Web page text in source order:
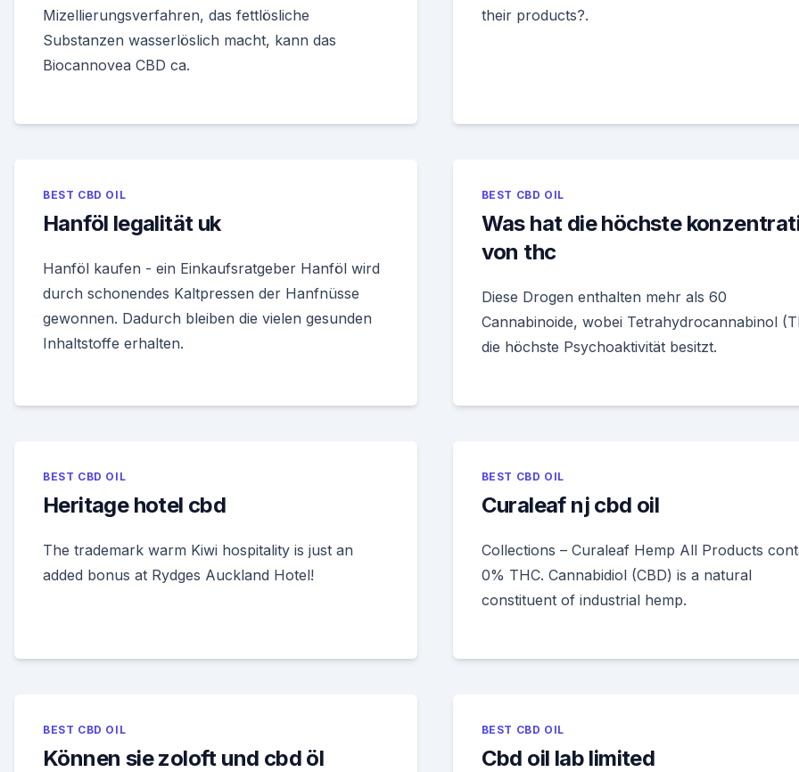
Mizellierungsverfahren, das fettlösliche
Substanzen wasserlöslich macht, kann das
Biocannovea CBD ca.
their products?.
BEST CBD OIL
Hanföl legalität uk
Hanföl kaufen - ein Einkaufsratgeber Hanföl wird
durch schonendes Kaltpressen der Hanfnüsse
gewonnen. Dadurch bleiben die vielen gesunden
Inhaltstoffe erhalten.
BEST CBD OIL
Was hat die höchste
von thc
Diese Drogen enthalten mehr als 60
Cannabinoide, wobei Tetrahydrocannabinol
die höchste Psychoaktivität besitzt.
BEST CBD OIL
Heritage hotel cbd
The trademark warm Kiwi hospitality is just an
added bonus at Rydges Auckland Hotel!
BEST CBD OIL
Curaleaf nj cbd oil
Collections – Curaleaf Hemp All Products
0% THC. Cannabidiol (CBD) is a natural
constituent of industrial hemp.
BEST CBD OIL
Können sie zoloft und cbd öl
BEST CBD OIL
Cbd oil lab limited